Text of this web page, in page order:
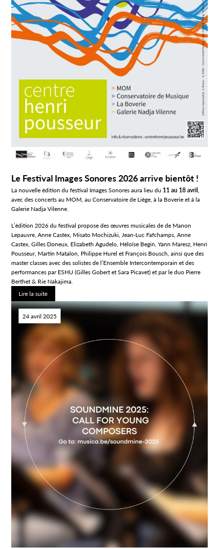
Le Festival Images Sonores 2026 arrive bientôt !
La nouvelle édition du festival Images Sonores aura lieu du 11 au 18 avril
avec des concerts au MOM, au Conservatoire de Liège, à la Boverie et à la
Galerie Nadja Vilenne.
L’édition 2026 du festival propose des œuvres musicales de de Manon
Lepauvre, Anne Castex, Misato Mochizuki, Jean-Luc Fafchamps, Anne
Castex, Gilles Doneux, Elizabeth Agudelo, Héloïse Begin, Yann Maresz, Henri
Pousseur, Martin Matalon, Philippe Hurel et François Bousch, ainsi que des
master classes avec des solistes de l’Ensemble Intercontemporain et des
performances par ESHU (Gilles Gobert et Sara Picavet) et par le duo Pierre
Berthet & Rie Nakajima.
Lire la suite
24 avril 2025